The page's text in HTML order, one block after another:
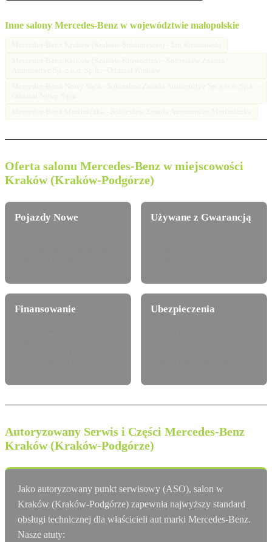
Inne salony Mercedes-Benz w województwie małopolskie
Oferta salonu Mercedes-Benz w miejscowości
Kraków (Kraków-Podgórze)
Pojazdy Nowe Używane z Gwarancją
Finansowanie Ubezpieczenia
Autoryzowany Serwis i Części Mercedes-Benz
Kraków (Kraków-Podgórze)
Jako autoryzowany punkt serwisowy (ASO), salon w
Kraków (Kraków-Podgórze) zapewnia najwyższy standard
obsługi technicznej dla właścicieli aut marki Mercedes-Benz.
Nasze atuty: